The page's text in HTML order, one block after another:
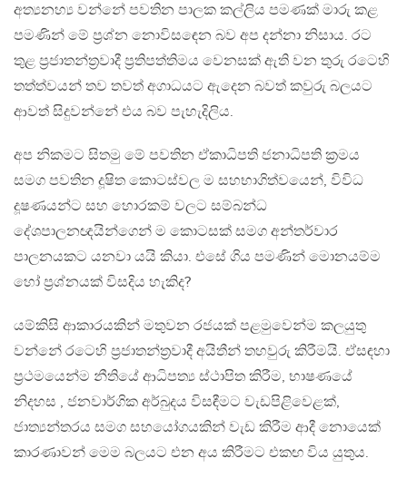
අත්‍යනහ්‍ය වන්නේ පවතින පාලක කල්ලිය පමණක් මාරු කළ
පමණින් මේ ප්‍රශ්න නොවිසඳෙන බව අප දන්නා නිසාය. රට
තුළ ප්‍රජාතන්ත්‍රවාදී ප්‍රතිපත්තිමය වෙනසක් ඇති වන තුරු රටෙහි
තත්ත්වයන් තව තවත් අගාධයට ඇදෙන බවත් කවුරු බලයට
ආවත් සිදුවන්නේ එය බව පැහැදිලිය.
අප නිකමට සිතමු මේ පවතින ඒකාධිපති ජනාධිපති ක්‍රමය
සමග පවතින දූෂිත කොටස්වල ම සහභාගිත්වයෙන්, විවිධ
දූෂණයන්ට සහ හොරකම් වලට සම්බන්ධ
දේශපාලනඥයින්ගෙන් ම කොටසක් සමග අන්තර්වාර
පාලනයකට යනවා යයි කියා. එසේ ගිය පමණින් මොනයම්ම
හෝ ප්‍රශ්නයක් විසදිය හැකිද?
යම්කිසි ආකාරයකින් මතුවන රජයක් පළමුවෙන්ම කලයුතු
වන්නේ රටෙහි ප්‍රජාතන්ත්‍රවාදී අයිතීන් තහවුරු කිරීමයි. ඒසඳහා ‍
ප්‍රථමයෙන්ම නීතියේ ආධිපත්‍ය ස්ථාපිත කිරීම, භාෂණයේ
නිදහස , ජනවාර්ගික අර්බුදය විසඳීමට වැඩපිළිවෙළක්,
ජාත්‍යන්තරය සමග සහයෝගයකින් වැඩ කිරීම ආදී නොයෙක්
කාරණාවන් මෙම බලයට එන අය කිරීමට එකඟ විය යුතුය.